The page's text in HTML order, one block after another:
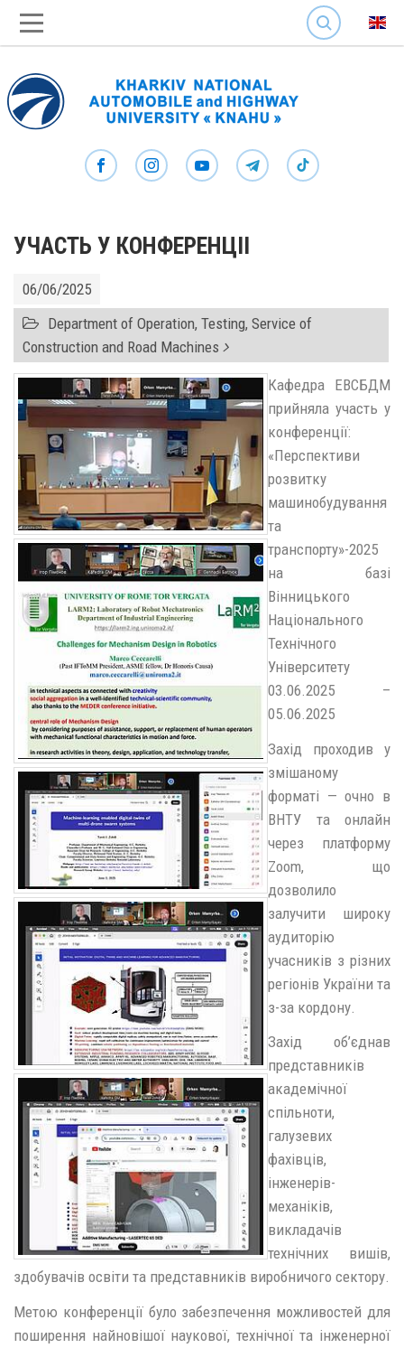
SEARCH
УЧАСТЬ У КОНФЕРЕНЦІІ
06/06/2025
Department of Operation, Testing, Service of
Construction and Road Machines
Кафедра ЕВСБДМ
прийняла участь у
конференції:
«Перспективи
розвитку
машинобудування
та
транспорту»-2025
на базі
Вінницького
Національного
Технічного
Університету
03.06.2025 –
05.06.2025
Захід проходив у
змішаному
форматі — очно в
ВНТУ та онлайн
через платформу
Zoom, що
дозволило
залучити широку
аудиторію
учасників з різних
регіонів України та
з-за кордону.
Захід об’єднав
представників
академічної
спільноти,
галузевих
фахівців,
інженерів-
механіків,
викладачів
технічних вишів,
здобувачів освіти та представників виробничого сектору.
Метою конференції було забезпечення можливостей для
поширення найновішої наукової, технічної та інженерної